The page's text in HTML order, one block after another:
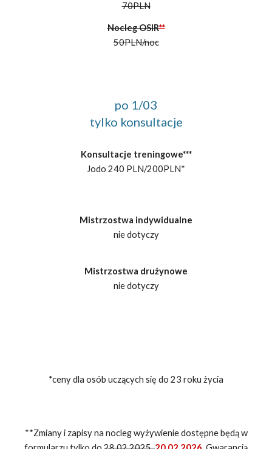
70PLN
Nocleg OSIR**
50PLN/noc
po 1/03
tylko konsultacje
Konsultacje treningowe***
Jodo 240 PLN/200PLN*
Mistrzostwa indywidualne
nie dotyczy
Mistrzostwa drużynowe
nie dotyczy
*ceny dla osób uczących się do 23 roku życia
**Zmiany i zapisy na nocleg wyżywienie dostępne będą w